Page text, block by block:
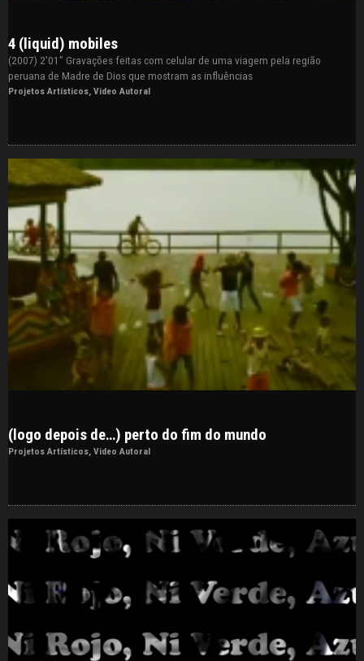
4 (liquid) mobiles
(2007) 2’01” Gravações feitas com celular de uma viagem pela região
peruana de Madre de Dios que mostram as influências
Projetos Artísticos, Video Autoral
(logo depois de…) perto do fim do mundo
Projetos Artísticos, Video Autoral